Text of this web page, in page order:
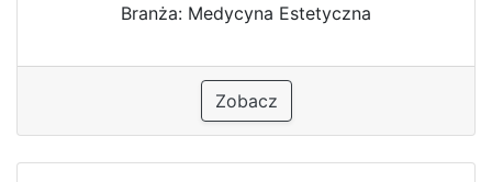
Branża: Medycyna Estetyczna
Zobacz